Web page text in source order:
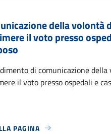
della volontà
il voto presso
di comunicazione della
il voto presso ospedali e
PAGINA